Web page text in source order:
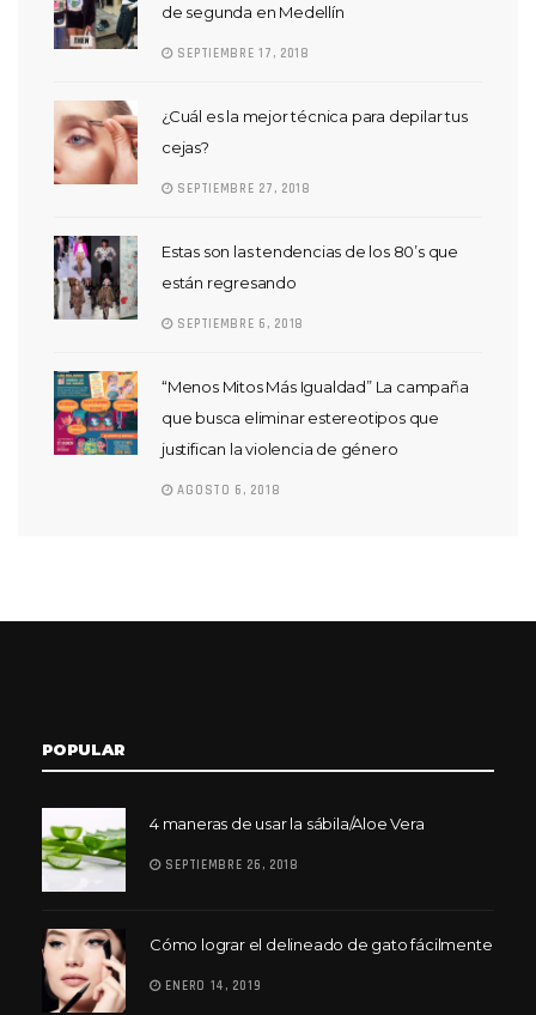
de segunda en Medellín
SEPTIEMBRE 17, 2018
¿Cuál es la mejor técnica para depilar tus
cejas?
SEPTIEMBRE 27, 2018
Estas son las tendencias de los 80’s que
están regresando
SEPTIEMBRE 6, 2018
“Menos Mitos Más Igualdad” La campaña
que busca eliminar estereotipos que
justifican la violencia de género
AGOSTO 6, 2018
POPULAR
4 maneras de usar la sábila/Aloe Vera
SEPTIEMBRE 26, 2018
Cómo lograr el delineado de gato fácilmente
ENERO 14, 2019